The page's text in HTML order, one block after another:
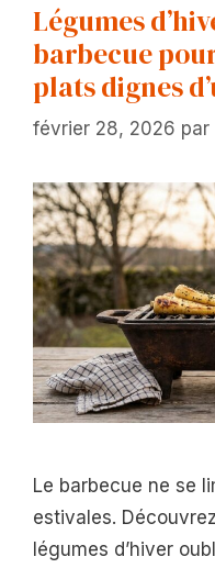
Légumes
barbecue
plats dignes
février 28, 2026 par
Le barbecue ne se
estivales.
légumes d’hiver